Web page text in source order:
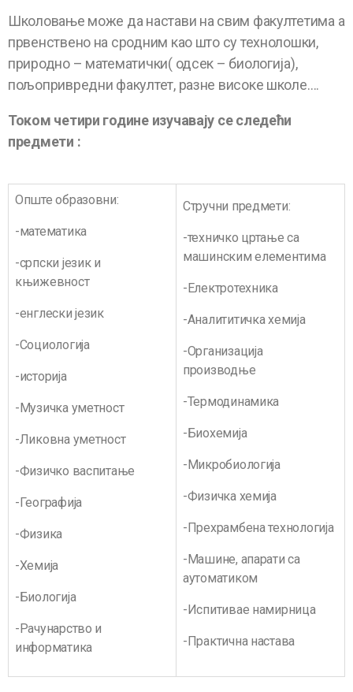
Школовање може да настави на свим факултетима а
првенствено на сродним као што су технолошки,
природно – математички( одсек – биологија),
пољопривредни факултет, разне високе школе….
Током четири године изучавају се следећи
предмети :
Опште образовни:
-математика
-српски језик и
књижевност
-енглески језик
-Социологија
-историја
-Музичка уметност
-Ликовна уметност
-Физичко васпитање
-Географија
-Физика
-Хемија
-Биологија
-Рачунарство и
информатика
Стручни предмети:
-техничко цртање са
машинским елементима
-Електротехника
-Аналититичка хемија
-Организација
производње
-Термодинамика
-Биохемија
-Микробиологија
-Физичка хемија
-Прехрамбена технологија
-Машине, апарати са
аутоматиком
-Испитивае намирница
-Практична настава